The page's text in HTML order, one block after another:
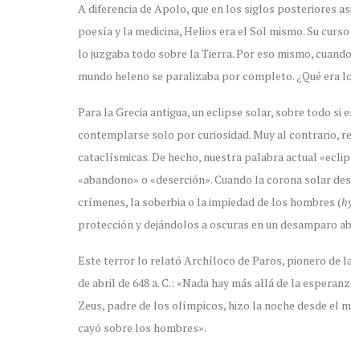
A diferencia de Apolo, que en los siglos posteriores
poesía y la medicina, Helios era el Sol mismo. Su
lo juzgaba todo sobre la Tierra. Por eso mismo,
mundo heleno se paralizaba por completo. ¿Qué era
Para la Grecia antigua, un eclipse solar, sobre todo
contemplarse solo por curiosidad. Muy al contrario,
cataclísmicas. De hecho, nuestra palabra actual
«abandono» o «deserción». Cuando la corona solar
crímenes, la soberbia o la impiedad de los hombres (
protección y dejándolos a oscuras en un desamparo
Este terror lo relató Archíloco de Paros, pionero de
de abril de 648 a. C.: «Nada hay más allá de la
Zeus, padre de los olímpicos, hizo la noche desde el
cayó sobre los hombres».